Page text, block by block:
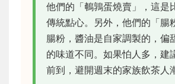
他們的「鵪鶉蛋燒賣」，這是
傳統點心。另外，他們的「腸
腸粉，醬油是自家調製的，偏
的味道不同。如果怕人多，建
前到，避開週末的家族飲茶人